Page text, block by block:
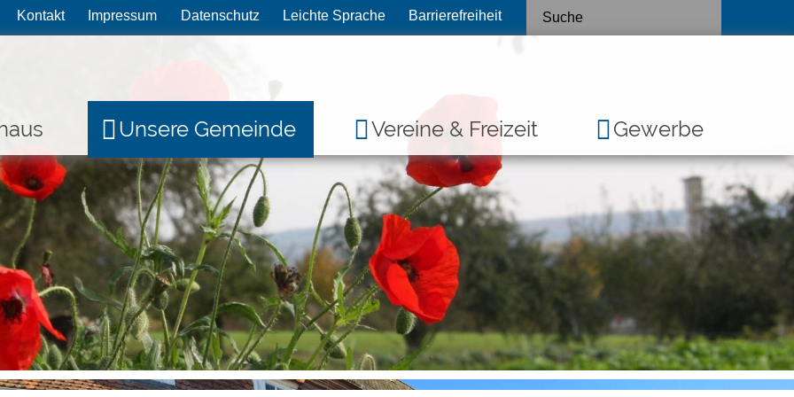
Kontakt Impressum Datenschutz Leichte Sprache Barrierefreiheit
Unsere Gemeinde Vereine & Freizeit Gewerbe